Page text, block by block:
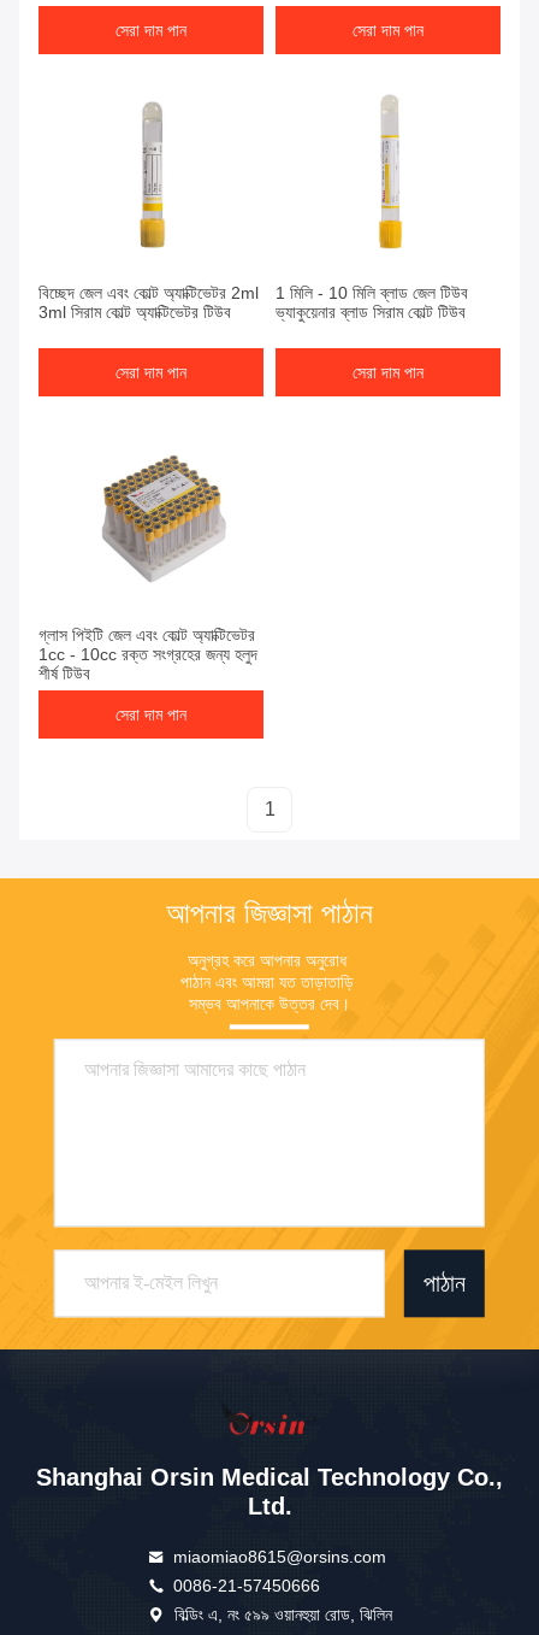
সেরা দাম পান সেরা দাম পান
বিচ্ছেদ জেল এবং কোল্ট অ্যাক্টিভেটর 2ml
3ml সিরাম কোল্ট অ্যাক্টিভেটর টিউব
সেরা দাম পান
1 মিলি - 10 মিলি ব্লাড জেল টিউব
ভ্যাকুয়েনার ব্লাড সিরাম কোল্ট টিউব
সেরা দাম পান
গ্লাস পিইটি জেল এবং কোল্ট অ্যাক্টিভেটর
1cc - 10cc রক্ত সংগ্রহের জন্য হলুদ
শীর্ষ টিউব
সেরা দাম পান
1
আপনার জিজ্ঞাসা পাঠান
অনুগ্রহ করে আপনার অনুরোধ
পাঠান এবং আমরা যত তাড়াতাড়ি
সম্ভব আপনাকে উত্তর দেব।
পাঠান
Shanghai Orsin Medical Technology Co.,
Ltd.
miaomiao8615@orsins.com
0086-21-57450666
বিল্ডিং এ, নং ৫৯৯ ওয়ানহুয়া রোড, ঝিলিন